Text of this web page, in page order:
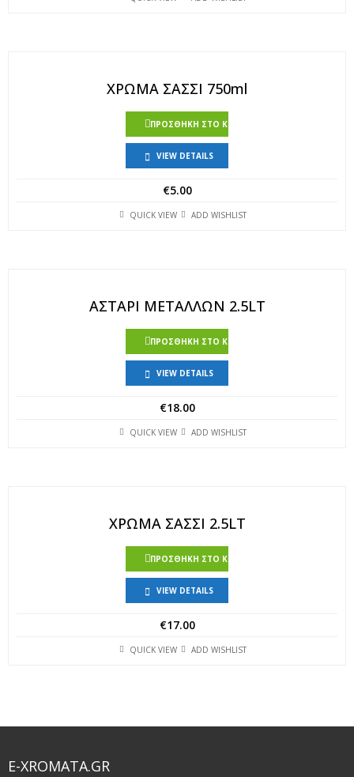
ΧΡΩΜΑ ΣΑΣΣΙ 750ml
ΠΡΟΣΘΉΚΗ ΣΤΟ ΚΑΛΆΘΙ
VIEW DETAILS
€5.00
QUICK VIEW ADD WISHLIST
ΑΣΤΑΡΙ ΜΕΤΑΛΛΩΝ 2.5LT
ΠΡΟΣΘΉΚΗ ΣΤΟ ΚΑΛΆΘΙ
VIEW DETAILS
€18.00
QUICK VIEW ADD WISHLIST
ΧΡΩΜΑ ΣΑΣΣΙ 2.5LT
ΠΡΟΣΘΉΚΗ ΣΤΟ ΚΑΛΆΘΙ
VIEW DETAILS
€17.00
QUICK VIEW ADD WISHLIST
E-XROMATA.GR